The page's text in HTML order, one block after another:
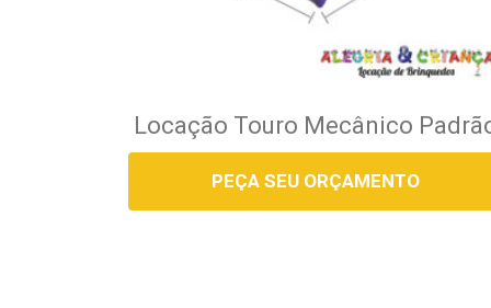
Locação Touro Mecânico
PEÇA SEU ORÇAMENTO